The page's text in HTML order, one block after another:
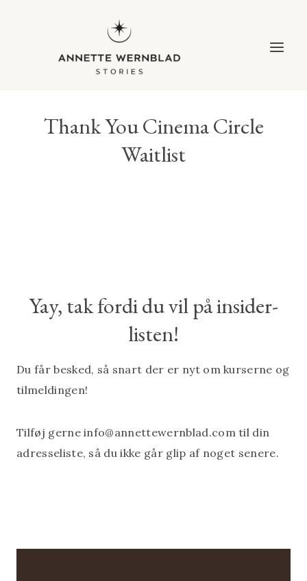
Thank You Cinema Circle
Waitlist
Yay, tak fordi du vil på insider-
listen!
Du får besked, så snart der er nyt om kurserne og
tilmeldingen!
Tilføj gerne info@annettewernblad.com til din
adresseliste, så du ikke går glip af noget senere.